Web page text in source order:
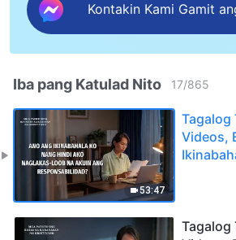
Kontakin Kami Gamit
Iba pang Katulad Nito 17/865
53:47
Tagalog
Videos,
Tagalog